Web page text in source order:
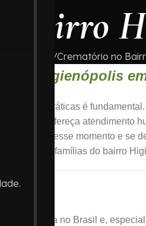
Bairro
Crematório no
Higienópolis
práticas é
que ofereça atendimento
desse momento e se
lado das famílias do bairro
procurada no Brasil e,